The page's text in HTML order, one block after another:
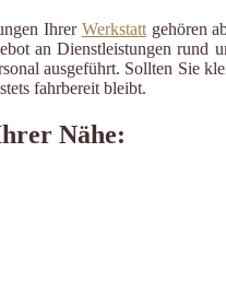
Ihrer Werkstattgehören
an Dienstleistungen rund
ausgeführt. Sollten Sie
fahrbereit bleibt.
Nähe: